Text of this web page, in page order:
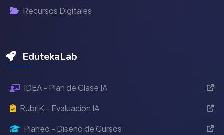
Recursos Digitales
EdutekaLab
IDEA - Plan de Clase IA
RubriK - Evaluación IA
Planeo - Diseño de Cursos